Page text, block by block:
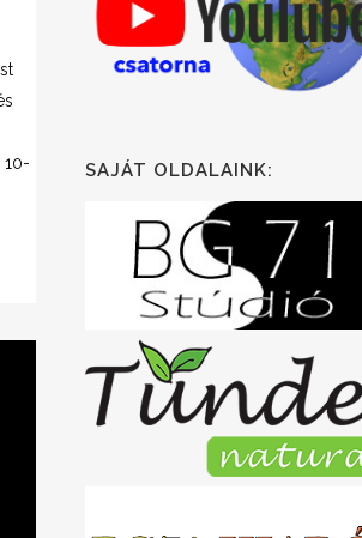
10- SAJÁT OLDALAINK: